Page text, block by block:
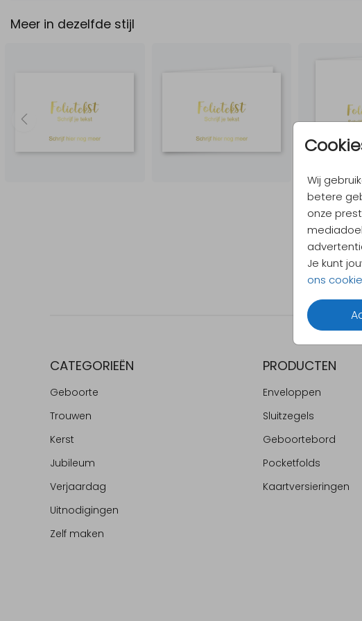
Wij
betere
onze
Je kunt
ons
Meer in dezelfde stijl
CATEGORIEËN
Geboorte
Trouwen
Kerst
Jubileum
Verjaardag
Uitnodigingen
Zelf maken
PRODUCTEN
Enveloppen
Sluitzegels
Geboortebord
Pocketfolds
Kaartversieringen